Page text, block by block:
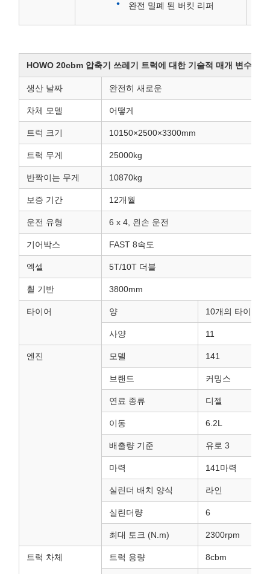
완전 밀폐 된 버킷 리퍼
HOWO 20cbm 압축기 쓰레기 트럭에 대한 기술적 매개 변수
생산 날짜 완전히 새로운
차체 모델 어떻게
트럭 크기 10150×2500×3300mm
트럭 무게 25000kg
반짝이는 무게 10870kg
보증 기간 12개월
운전 유형 6 x 4, 왼손 운전
기어박스 FAST 8속도
엑셀 5T/10T 더블
휠 기반 3800mm
타이어 양 10개의 타이어
사양 11
엔진 모델 141
브랜드 커밍스
연료 종류 디젤
이동 6.2L
배출량 기준 유로 3
마력 141마력
실린더 배치 양식 라인
실린더량 6
최대 토크 (N.m) 2300rpm
트럭 차체 트럭 용량 8cbm